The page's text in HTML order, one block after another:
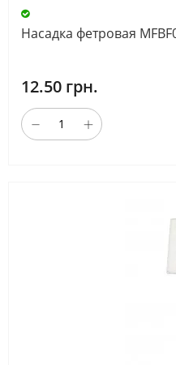
Насадка фетровая
12.50 грн.